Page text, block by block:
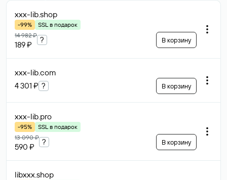
xxx-lib.shop
-99%
SSL в подарок
14 982 ₽
189 ₽
? В корзину
xxx-lib.com
4 301 ₽ ? В корзину
xxx-lib.pro
-95%
SSL в подарок
13 090 ₽
590 ₽
? В корзину
libxxx.shop